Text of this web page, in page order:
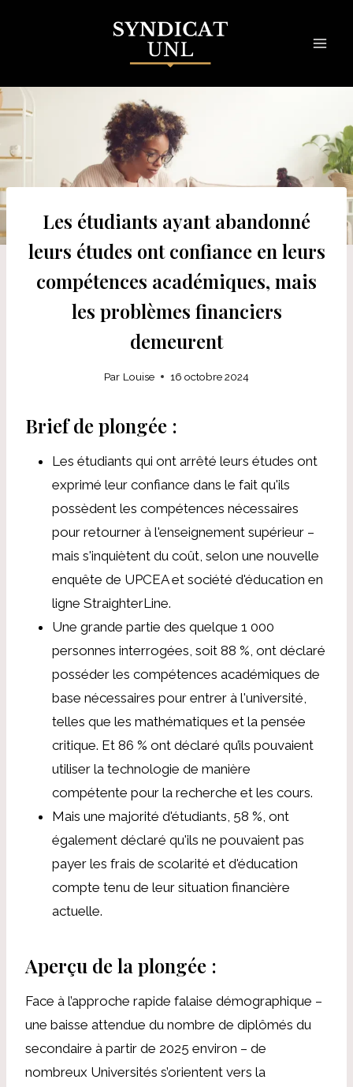
Les étudiants ayant abandonné
leurs études ont confiance en leurs
compétences académiques, mais
les problèmes financiers
demeurent
Par Louise 16 octobre 2024
Brief de plongée :
Les étudiants qui ont arrêté leurs études ont
exprimé leur confiance dans le fait qu'ils
possèdent les compétences nécessaires
pour retourner à l'enseignement supérieur –
mais s'inquiètent du coût, selon une nouvelle
enquête de UPCEA et société d'éducation en
ligne StraighterLine.
Une grande partie des quelque 1 000
personnes interrogées, soit 88 %, ont déclaré
posséder les compétences académiques de
base nécessaires pour entrer à l'université,
telles que les mathématiques et la pensée
critique. Et 86 % ont déclaré qu’ils pouvaient
utiliser la technologie de manière
compétente pour la recherche et les cours.
Mais une majorité d'étudiants, 58 %, ont
également déclaré qu'ils ne pouvaient pas
payer les frais de scolarité et d'éducation
compte tenu de leur situation financière
actuelle.
Aperçu de la plongée :
Face à l’approche rapide falaise démographique –
une baisse attendue du nombre de diplômés du
secondaire à partir de 2025 environ – de
nombreux Universités s’orientent vers la